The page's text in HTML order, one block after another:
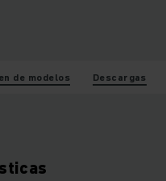
de modelos Descargas